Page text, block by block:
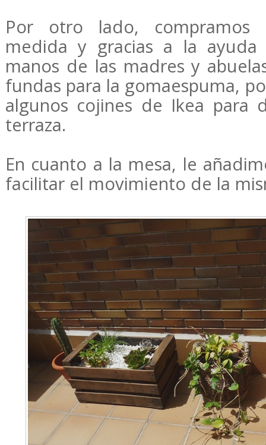
Por otro lado, compramos
medida y gracias a la ayuda
manos de las madres y
fundas para la gomaespuma,
algunos cojines de Ikea para
terraza.
En cuanto a la mesa, le
facilitar el movimiento de la